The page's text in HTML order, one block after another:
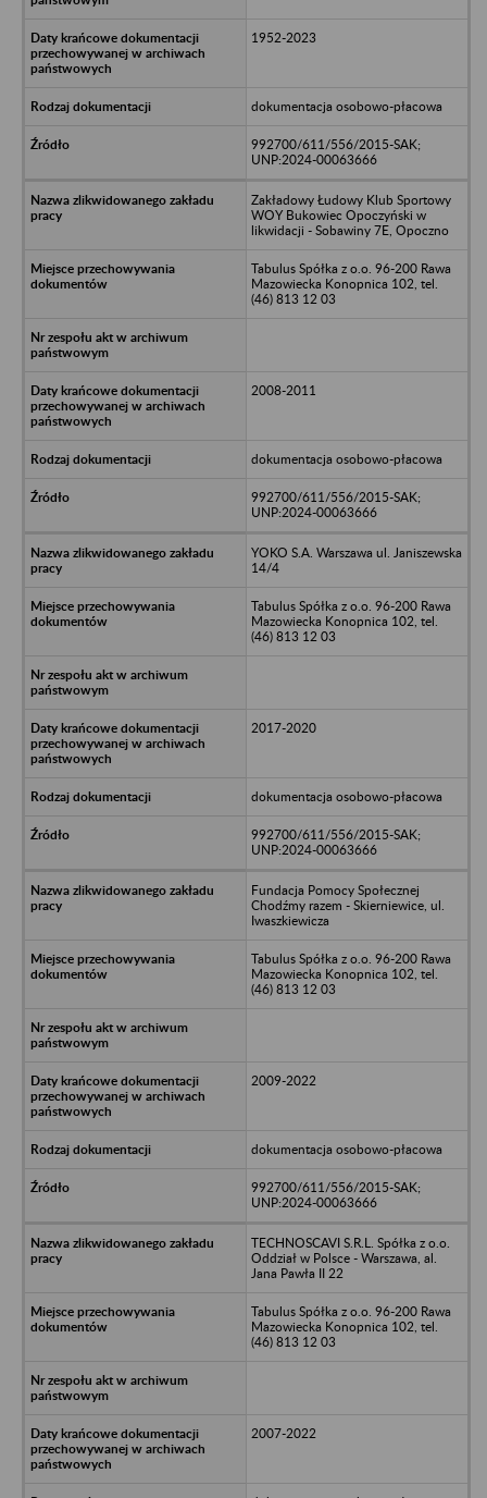
1952-2023
dokumentacja osobowo-płacowa
992700/611/556/2015-SAK;
UNP:2024-00063666
Zakładowy Łudowy Klub Sportowy
WOY Bukowiec Opoczyński w
likwidacji - Sobawiny 7E, Opoczno
Tabulus Spółka z o.o. 96-200 Rawa
Mazowiecka Konopnica 102, tel.
(46) 813 12 03
2008-2011
dokumentacja osobowo-płacowa
992700/611/556/2015-SAK;
UNP:2024-00063666
YOKO S.A. Warszawa ul. Janiszewska
14/4
Tabulus Spółka z o.o. 96-200 Rawa
Mazowiecka Konopnica 102, tel.
(46) 813 12 03
2017-2020
dokumentacja osobowo-płacowa
992700/611/556/2015-SAK;
UNP:2024-00063666
Fundacja Pomocy Społecznej
Chodźmy razem - Skierniewice, ul.
Iwaszkiewicza
Tabulus Spółka z o.o. 96-200 Rawa
Mazowiecka Konopnica 102, tel.
(46) 813 12 03
2009-2022
dokumentacja osobowo-płacowa
992700/611/556/2015-SAK;
UNP:2024-00063666
TECHNOSCAVI S.R.L. Spółka z o.o.
Oddział w Polsce - Warszawa, al.
Jana Pawła II 22
Tabulus Spółka z o.o. 96-200 Rawa
Mazowiecka Konopnica 102, tel.
(46) 813 12 03
2007-2022